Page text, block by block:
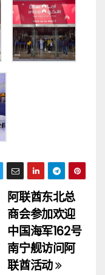
阿联酋东北总
商会参加欢迎
中国海军162号
南宁舰访问阿
联酋活动